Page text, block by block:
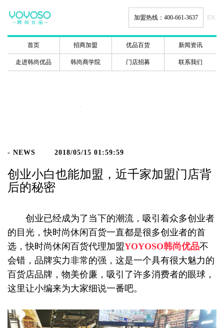
加盟热线：400-661-3637 EN.
首页 招商加盟 优品百货 新闻资讯
走进韩尚优品 韩尚商学院 门店招募 联系我们
- NEWS 2018/05/15 01:59:59
创业小白也能加盟，近千家加盟门店背
后的秘密
创业已经成为了当下的潮流，吸引着众多创业者
的目光，快时尚休闲百货一直都是很多创业者的首
选，快时尚休闲百货代理加盟YOYOSO韩尚优品不
会错，品牌实力非常的强，这是一个具有很大魅力的
百货店品牌，物美价廉，吸引了许多消费者的眼球，
这里让小编来为大家细说一番吧。